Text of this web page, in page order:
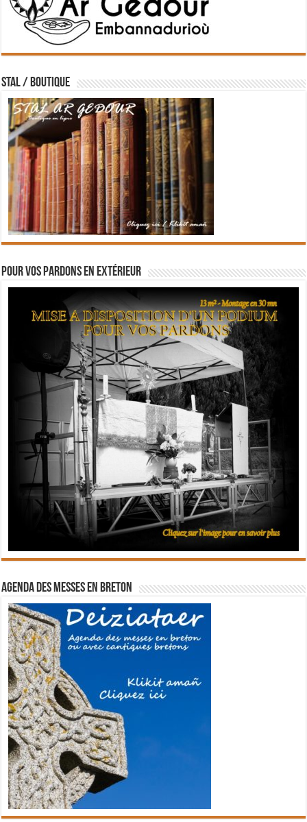
STAL / BOUTIQUE
Pour vos pardons en extérieur
Agenda des messes en breton